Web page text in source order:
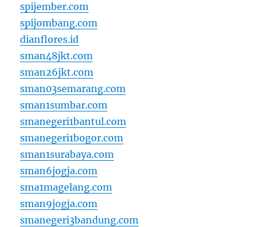
spijember.com
spijombang.com
dianflores.id
sman48jkt.com
sman26jkt.com
sman03semarang.com
sman1sumbar.com
smanegeri1bantul.com
smanegeri1bogor.com
sman1surabaya.com
sman6jogja.com
sma1magelang.com
sman9jogja.com
smanegeri3bandung.com